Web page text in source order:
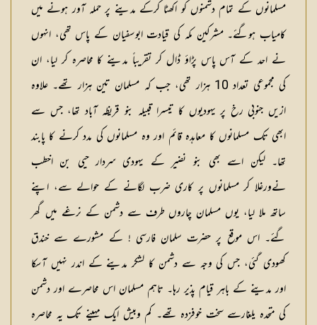
مسلمانوں کے تمام دشمنوں کو اکھٹا کرکے مدینے پر حملہ آور ہونے میں
کامیاب ہوگئے۔ مشرکین مکہ کی قیادت ابوسفیان کے پاس تھی، انہوں
نے احد کے آس پاس پڑاؤ ڈال کر تقریباً مدینے کا محاصرہ کر لیا، ان
کی مجموعی تعداد 10 ہزار تھی، جب کہ مسلمان تین ہزار تھے۔ علاوہ
ازیں جنوبی رخ پر یہودیوں کا تیسرا قبیلہ بنو قریظہ آباد تھا، جس سے
ابھی تک مسلمانوں کا معاہدہ قائم اور وہ مسلمانوں کی مدد کرنے کا پابند
تھا۔ لیکن اسے بھی بنو نضیر کے یہودی سردار حیی بن اخطب
نےورغلا کر مسلمانوں پر کاری ضرب لگانے کے حوالے سے، اپنے
ساتھ ملا لیا، یوں مسلمان چاروں طرف سے دشمن کے نرغے میں گھر
گئے۔ اس موقع پر حضرت سلمان فارسی ! کے مشورے سے خندق
کھودی گئی، جس کی وجہ سے دشمن کا لشکر مدینے کے اندر نہیں آسکا
اور مدینے کے باہر قیام پذیر رہا۔ تاہم مسلمان اس محاصرے اور دشمن
کی متحدہ یلغارسے سخت خوفزدہ تھے۔ کم وبیش ایک مہینے تک یہ محاصرہ